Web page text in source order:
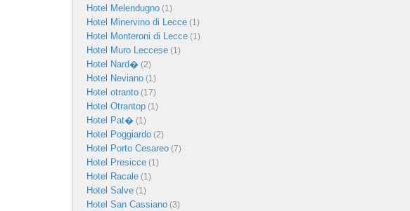
Hotel Melendugno (1)
Hotel Minervino di Lecce (1)
Hotel Monteroni di Lecce (1)
Hotel Muro Leccese (1)
Hotel Nard� (2)
Hotel Neviano (1)
Hotel otranto (17)
Hotel Otrantop (1)
Hotel Pat� (1)
Hotel Poggiardo (2)
Hotel Porto Cesareo (7)
Hotel Presicce (1)
Hotel Racale (1)
Hotel Salve (1)
Hotel San Cassiano (3)